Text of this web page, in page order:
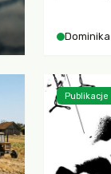
Publikacje